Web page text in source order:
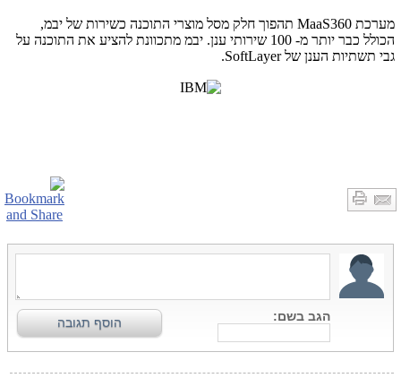
מערכת MaaS360 תהפוך חלק מסל מוצרי התוכנה כשירות של יבמ,
הכולל כבר יותר מ- 100 שירותי ענן. יבמ מתכוונת להציע את התוכנה על
גבי תשתיות הענן שלSoftLayer
.